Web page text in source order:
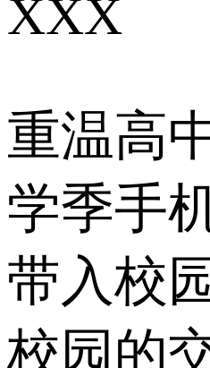
XXX
重温高
学季手
带入校
校园的